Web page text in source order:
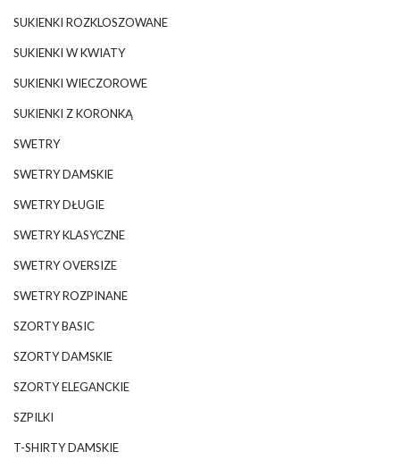
SUKIENKI ROZKLOSZOWANE
SUKIENKI W KWIATY
SUKIENKI WIECZOROWE
SUKIENKI Z KORONKĄ
SWETRY
SWETRY DAMSKIE
SWETRY DŁUGIE
SWETRY KLASYCZNE
SWETRY OVERSIZE
SWETRY ROZPINANE
SZORTY BASIC
SZORTY DAMSKIE
SZORTY ELEGANCKIE
SZPILKI
T-SHIRTY DAMSKIE